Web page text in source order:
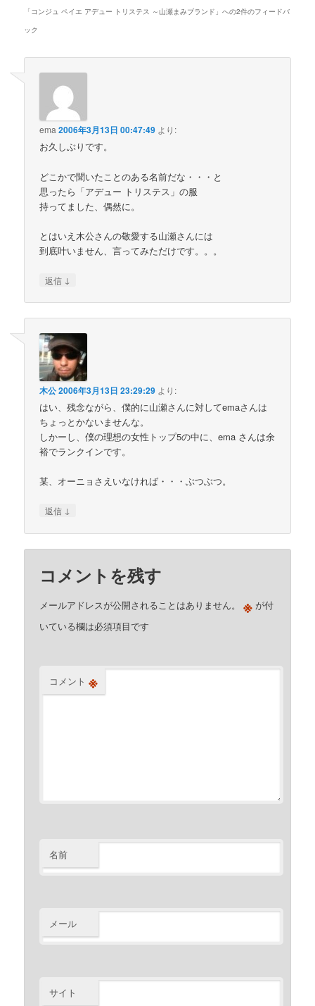
「コンジュ ペイエ アデュー トリステス ～山瀬まみブランド 」への2件のフィードバ
ック
ema2006年3月13日 00:47:49 より:
お久しぶりです。
どこかで聞いたことのある名前だな・・・と
思ったら「アデュー トリステス」の服
持ってました、偶然に。
とはいえ木公さんの敬愛する山瀬さんには
到底叶いません、言ってみただけです。。。
返信 ↓
木公2006年3月13日 23:29:29 より:
はい、残念ながら、僕的に山瀬さんに対してemaさんは
ちょっとかないませんな。
しかーし、僕の理想の女性トップ5の中に、ema さんは余
裕でランクインです。
某、オーニョさえいなければ・・・ぶつぶつ。
返信 ↓
コメントを残す
メールアドレスが公開されることはありません。 ※ が付
いている欄は必須項目です
コメント ※
名前
メール
サイト